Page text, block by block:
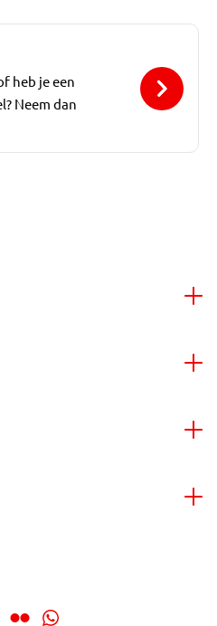
heb je een
Neem dan